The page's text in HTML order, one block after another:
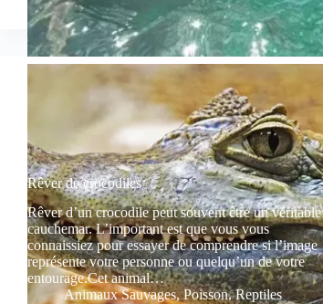
Rêver de crocodiles
Rêver d’un crocodile peut souvent être un véritable
cauchemar. L’important est que vous vous
connaissiez pour essayer de comprendre si l’image
représente votre personne ou quelqu’un de votre
entourage.Cet animal…
Animaux Sauvages,Poisson,Reptiles